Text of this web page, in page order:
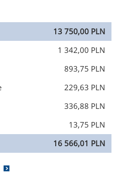
13 750,00 PLN
1 342,00 PLN
893,75 PLN
229,63 PLN
336,88 PLN
13,75 PLN
16 566,01 PLN